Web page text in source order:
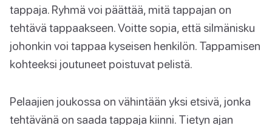
tappaja. Ryhmä voi päättää, mitä tappajan on
tehtävä tappaakseen. Voitte sopia, että silmänisku
johonkin voi tappaa kyseisen henkilön. Tappamisen
kohteeksi joutuneet poistuvat pelistä.
Pelaajien joukossa on vähintään yksi etsivä, jonka
tehtävänä on saada tappaja kiinni. Tietyn ajan